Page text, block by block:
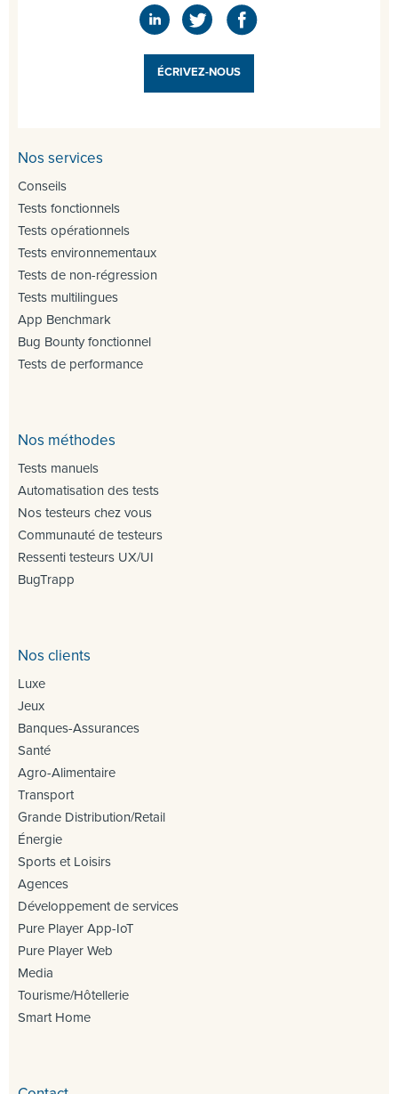
ÉCRIVEZ-NOUS
Nos services
Conseils
Tests fonctionnels
Tests opérationnels
Tests environnementaux
Tests de non-régression
Tests multilingues
App Benchmark
Bug Bounty fonctionnel
Tests de performance
Nos méthodes
Tests manuels
Automatisation des tests
Nos testeurs chez vous
Communauté de testeurs
Ressenti testeurs UX/UI
BugTrapp
Nos clients
Luxe
Jeux
Banques-Assurances
Santé
Agro-Alimentaire
Transport
Grande Distribution/Retail
Énergie
Sports et Loisirs
Agences
Développement de services
Pure Player App-IoT
Pure Player Web
Media
Tourisme/Hôtellerie
Smart Home